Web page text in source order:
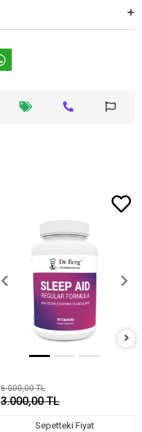
6.000,00 TL
3.000,00 TL
Sepetteki Fiyat